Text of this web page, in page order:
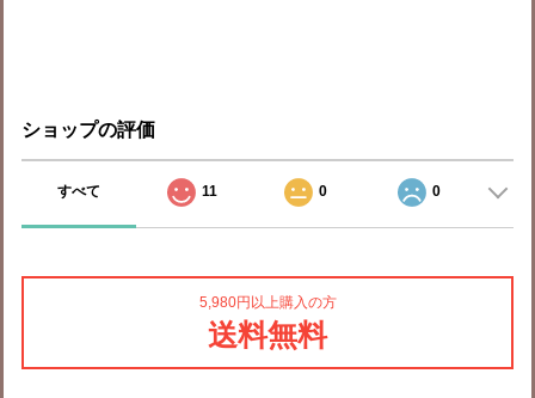
ショップの評価
すべて 11 0 0
5,980円以上購入の方
送料無料